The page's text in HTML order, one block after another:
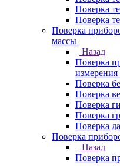
Поверка
Поверка
Поверка
массы
Назад
Поверка
Поверка
Поверка
Поверка
Поверка
Поверка
Поверка
Назад
Поверка